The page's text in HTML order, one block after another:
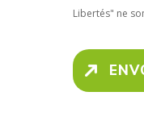
Libertés" ne